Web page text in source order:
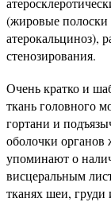
(жировые полоски
атерокальциноз),
стенозирования.
Очень кратко и
ткань головного
гортани и
оболочки органов
упоминают о
висцеральным
тканях шеи, груди